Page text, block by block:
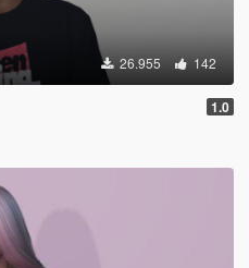
26.955 142
1.0